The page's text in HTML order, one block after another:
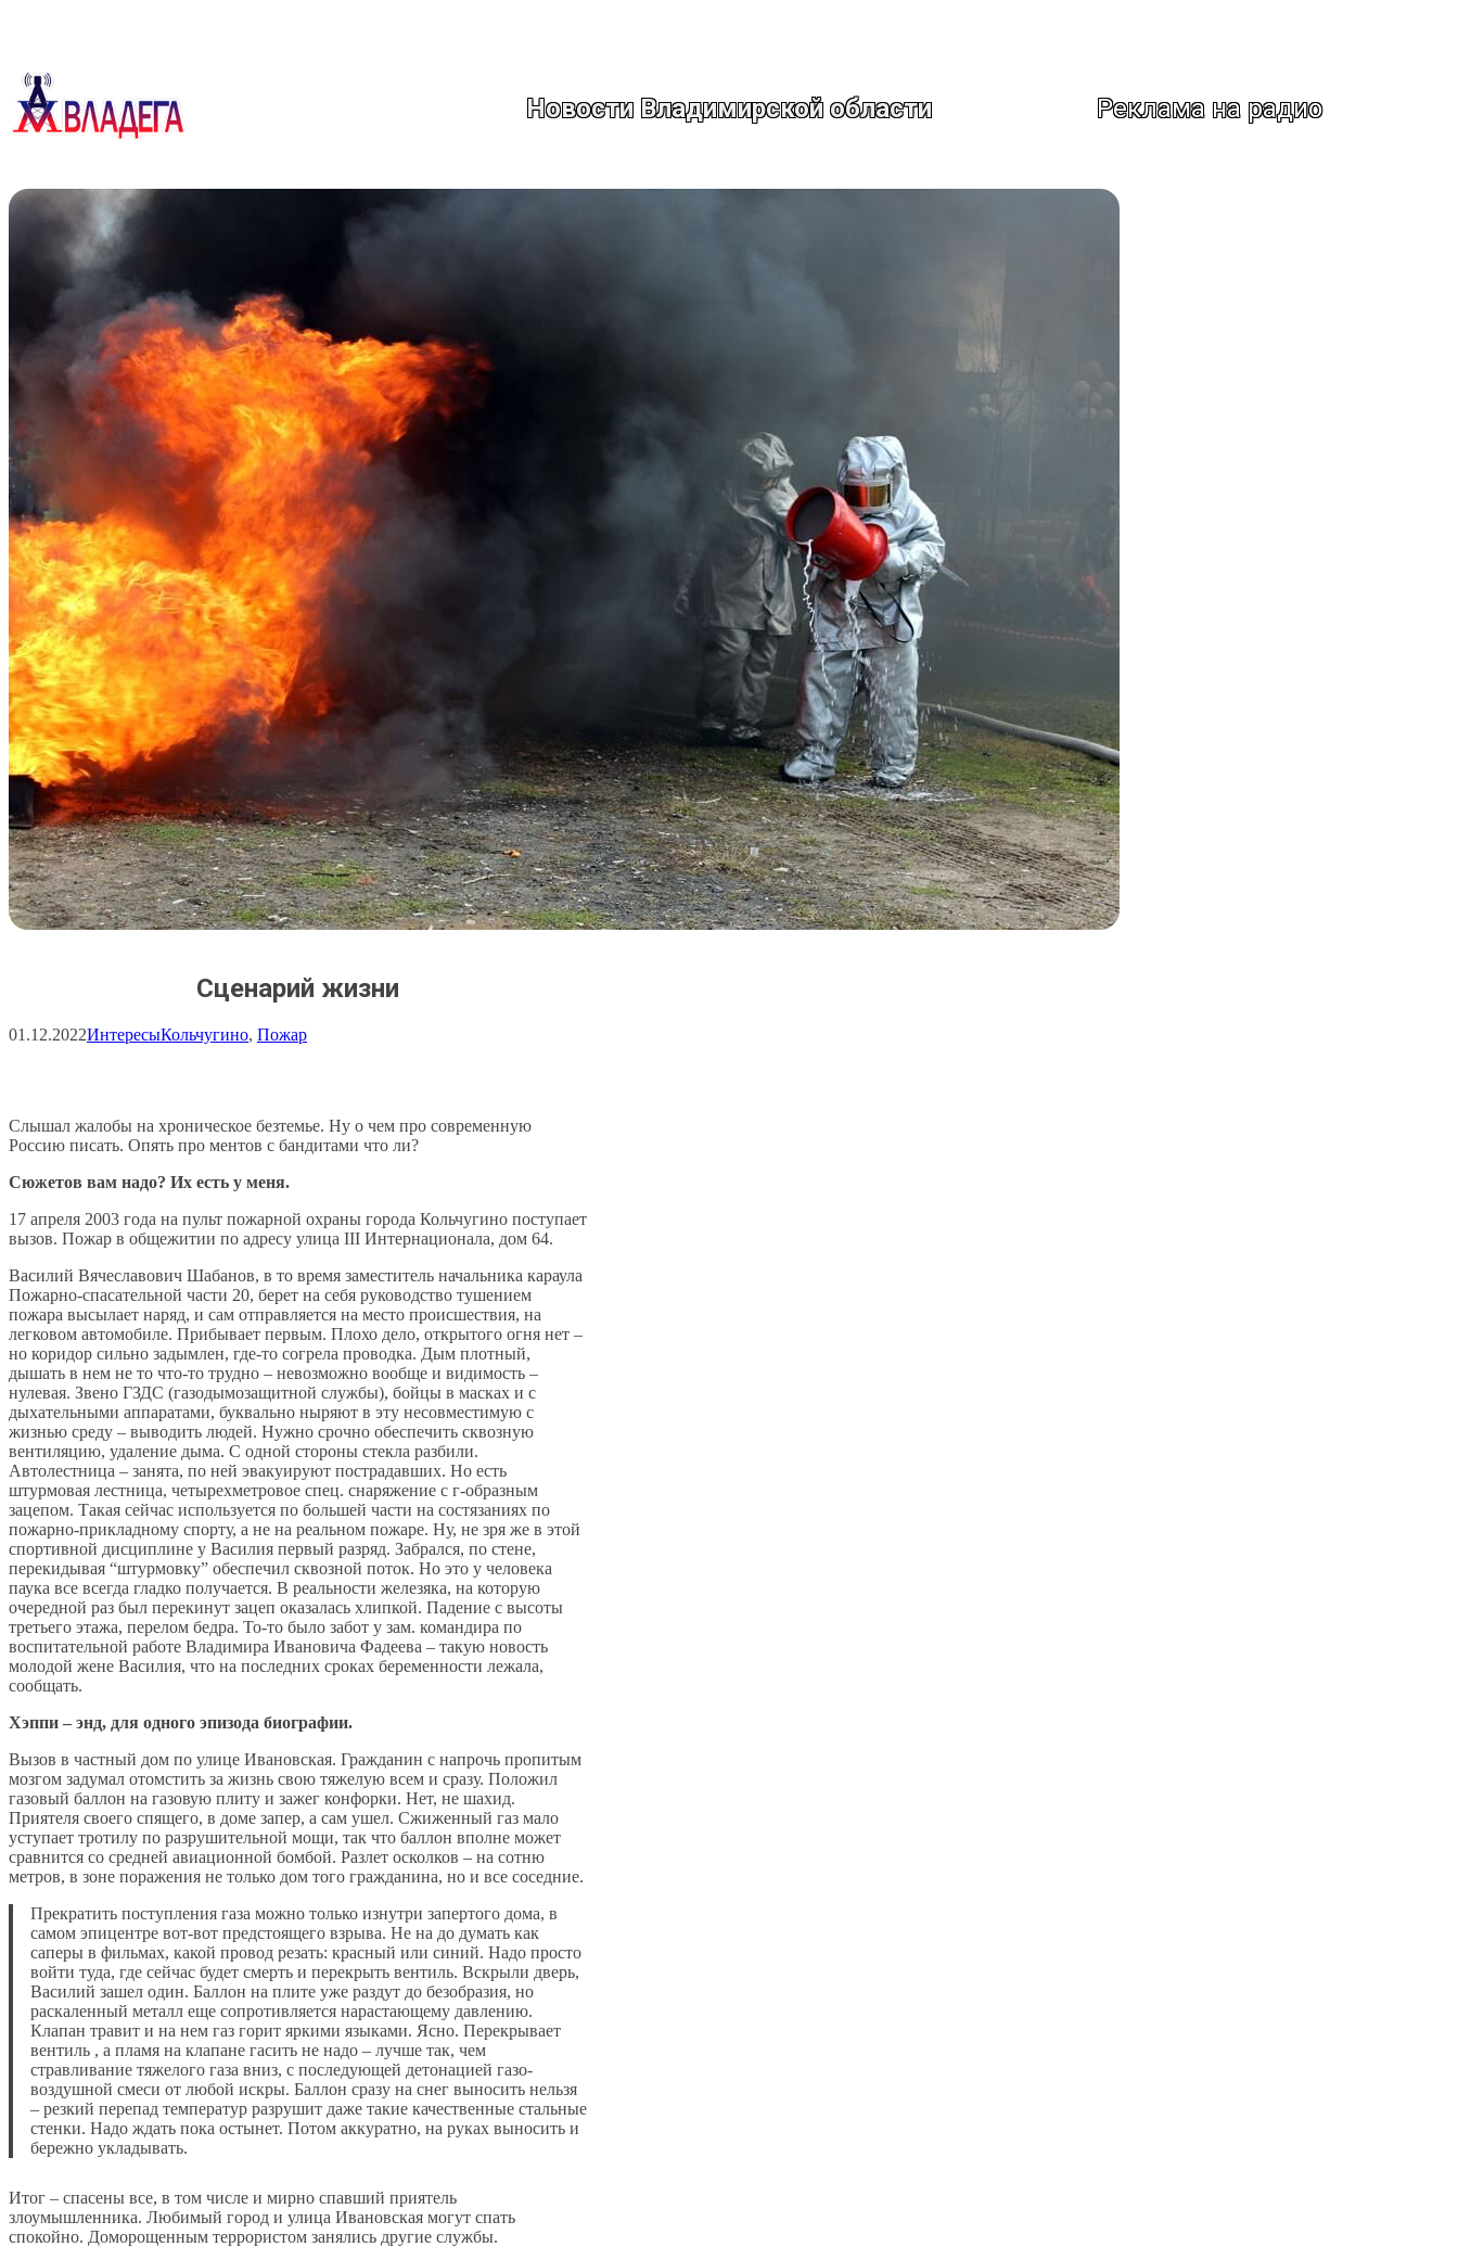
Новости Владимирской области Реклама на радио
Сценарий жизни
01.12.2022ИнтересыКольчугино, Пожар
Слышал жалобы на хроническое безтемье. Ну о чем про современную
Россию писать. Опять про ментов с бандитами что ли?
Сюжетов вам надо? Их есть у меня.
17 апреля 2003 года на пульт пожарной охраны города Кольчугино поступает
вызов. Пожар в общежитии по адресу улица III Интернационала, дом 64.
Василий Вячеславович Шабанов, в то время заместитель начальника караула
Пожарно-спасательной части 20, берет на себя руководство тушением
пожара высылает наряд, и сам отправляется на место происшествия, на
легковом автомобиле. Прибывает первым. Плохо дело, открытого огня нет –
но коридор сильно задымлен, где-то согрела проводка. Дым плотный,
дышать в нем не то что-то трудно – невозможно вообще и видимость –
нулевая. Звено ГЗДС (газодымозащитной службы), бойцы в масках и с
дыхательными аппаратами, буквально ныряют в эту несовместимую с
жизнью среду – выводить людей. Нужно срочно обеспечить сквозную
вентиляцию, удаление дыма. С одной стороны стекла разбили.
Автолестница – занята, по ней эвакуируют пострадавших. Но есть
штурмовая лестница, четырехметровое спец. снаряжение с г-образным
зацепом. Такая сейчас используется по большей части на состязаниях по
пожарно-прикладному спорту, а не на реальном пожаре. Ну, не зря же в этой
спортивной дисциплине у Василия первый разряд. Забрался, по стене,
перекидывая “штурмовку” обеспечил сквозной поток. Но это у человека
паука все всегда гладко получается. В реальности железяка, на которую
очередной раз был перекинут зацеп оказалась хлипкой. Падение с высоты
третьего этажа, перелом бедра. То-то было забот у зам. командира по
воспитательной работе Владимира Ивановича Фадеева – такую новость
молодой жене Василия, что на последних сроках беременности лежала,
сообщать.
Хэппи – энд, для одного эпизода биографии.
Вызов в частный дом по улице Ивановская. Гражданин с напрочь пропитым
мозгом задумал отомстить за жизнь свою тяжелую всем и сразу. Положил
газовый баллон на газовую плиту и зажег конфорки. Нет, не шахид.
Приятеля своего спящего, в доме запер, а сам ушел. Сжиженный газ мало
уступает тротилу по разрушительной мощи, так что баллон вполне может
сравнится со средней авиационной бомбой. Разлет осколков – на сотню
метров, в зоне поражения не только дом того гражданина, но и все соседние.
Прекратить поступления газа можно только изнутри запертого дома, в
самом эпицентре вот-вот предстоящего взрыва. Не на до думать как
саперы в фильмах, какой провод резать: красный или синий. Надо просто
войти туда, где сейчас будет смерть и перекрыть вентиль. Вскрыли дверь,
Василий зашел один. Баллон на плите уже раздут до безобразия, но
раскаленный металл еще сопротивляется нарастающему давлению.
Клапан травит и на нем газ горит яркими языками. Ясно. Перекрывает
вентиль , а пламя на клапане гасить не надо – лучше так, чем
стравливание тяжелого газа вниз, с последующей детонацией газо-
воздушной смеси от любой искры. Баллон сразу на снег выносить нельзя
– резкий перепад температур разрушит даже такие качественные стальные
стенки. Надо ждать пока остынет. Потом аккуратно, на руках выносить и
бережно укладывать.
Итог – спасены все, в том числе и мирно спавший приятель
злоумышленника. Любимый город и улица Ивановская могут спать
спокойно. Доморощенным террористом занялись другие службы.